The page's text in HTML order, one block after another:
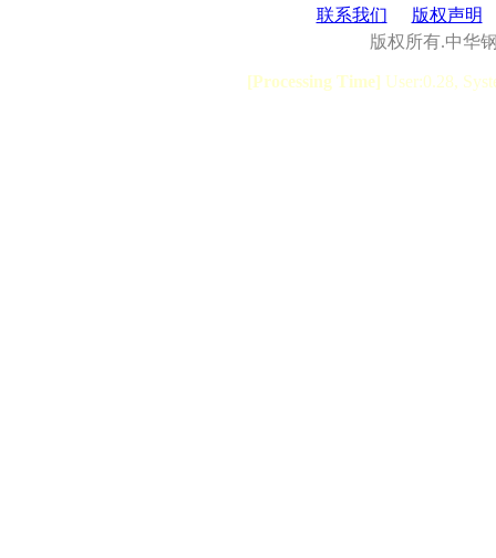
联系我们
版权声明
版权所有.中华
[Processing Time] User:0.28,